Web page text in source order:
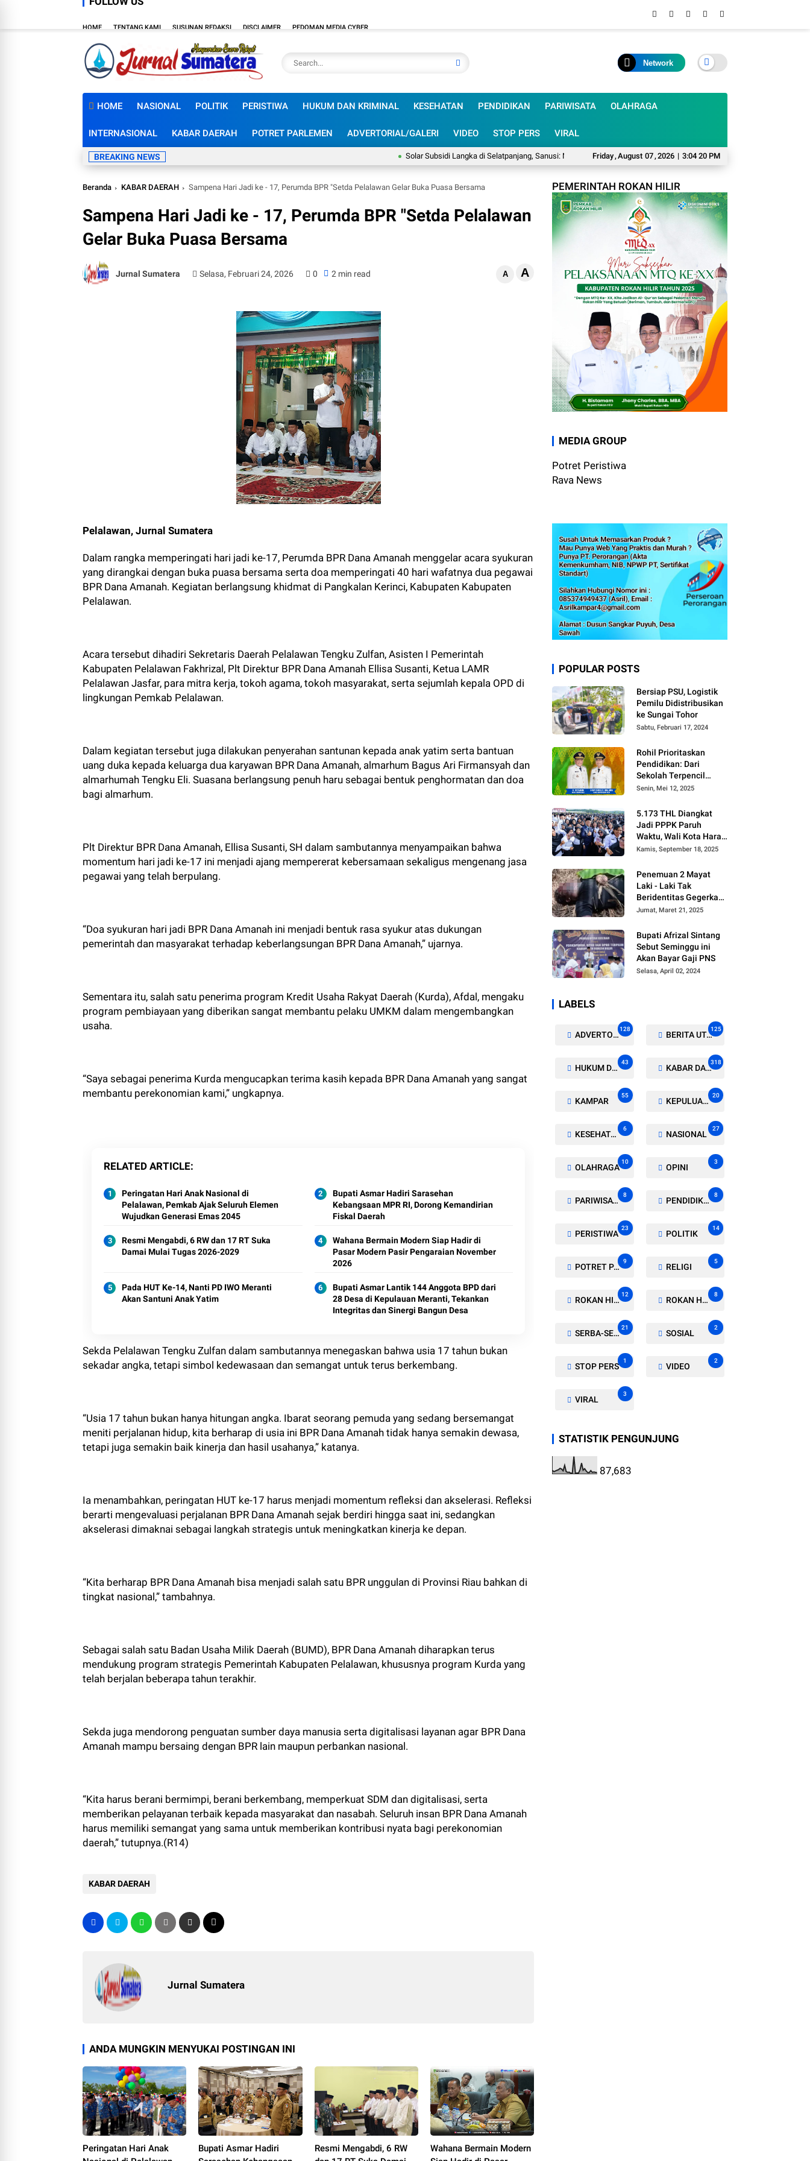
HOME TENTANG KAMI SUSUNAN REDAKSI DISCLAIMER PEDOMAN MEDIA CYBER
Network
HOME NASIONAL POLITIK PERISTIWA HUKUM DAN KRIMINAL KESEHATAN PENDIDIKAN PARIWISATA OLAHRAGA
INTERNASIONAL KABAR DAERAH POTRET PARLEMEN ADVERTORIAL/GALERI VIDEO STOP PERS VIRAL
Friday,August 07,2026 | 3:04 21 PM
BREAKING NEWS Solar Subsidi Langka di Selatpanjang, Sanusi: Nelayan dan Petani Jadi Korban Mumpung Musim Kemarau, Harfilin Minta
Beranda KABAR DAERAH Sampena Hari Jadi ke - 17, Perumda BPR "Setda Pelalawan Gelar Buka Puasa Bersama
Sampena Hari Jadi ke - 17, Perumda BPR "Setda Pelalawan
Gelar Buka Puasa Bersama
Jurnal Sumatera Selasa, Februari 24, 2026 0 2 min read A A
Pelalawan, Jurnal Sumatera
Dalam rangka memperingati hari jadi ke-17, Perumda BPR Dana Amanah menggelar acara syukuran
yang dirangkai dengan buka puasa bersama serta doa memperingati 40 hari wafatnya dua pegawai
BPR Dana Amanah. Kegiatan berlangsung khidmat di Pangkalan Kerinci, Kabupaten Kabupaten
Pelalawan.
Acara tersebut dihadiri Sekretaris Daerah Pelalawan Tengku Zulfan, Asisten I Pemerintah
Kabupaten Pelalawan Fakhrizal, Plt Direktur BPR Dana Amanah Ellisa Susanti, Ketua LAMR
Pelalawan Jasfar, para mitra kerja, tokoh agama, tokoh masyarakat, serta sejumlah kepala OPD di
lingkungan Pemkab Pelalawan.
Dalam kegiatan tersebut juga dilakukan penyerahan santunan kepada anak yatim serta bantuan
uang duka kepada keluarga dua karyawan BPR Dana Amanah, almarhum Bagus Ari Firmansyah dan
almarhumah Tengku Eli. Suasana berlangsung penuh haru sebagai bentuk penghormatan dan doa
bagi almarhum.
Plt Direktur BPR Dana Amanah, Ellisa Susanti, SH dalam sambutannya menyampaikan bahwa
momentum hari jadi ke-17 ini menjadi ajang mempererat kebersamaan sekaligus mengenang jasa
pegawai yang telah berpulang.
“Doa syukuran hari jadi BPR Dana Amanah ini menjadi bentuk rasa syukur atas dukungan
pemerintah dan masyarakat terhadap keberlangsungan BPR Dana Amanah,” ujarnya.
Sementara itu, salah satu penerima program Kredit Usaha Rakyat Daerah (Kurda), Afdal, mengaku
program pembiayaan yang diberikan sangat membantu pelaku UMKM dalam mengembangkan
usaha.
“Saya sebagai penerima Kurda mengucapkan terima kasih kepada BPR Dana Amanah yang sangat
membantu perekonomian kami,” ungkapnya.
RELATED ARTICLE
Peringatan Hari Anak Nasional di
Pelalawan, Pemkab Ajak Seluruh Elemen
Wujudkan Generasi Emas 2045
Bupati Asmar Hadiri Sarasehan
Kebangsaan MPR RI, Dorong Kemandirian
Fiskal Daerah
Resmi Mengabdi, 6 RW dan 17 RT Suka
Damai Mulai Tugas 2026-2029
Wahana Bermain Modern Siap Hadir di
Pasar Modern Pasir Pengaraian November
2026
Pada HUT Ke-14, Nanti PD IWO Meranti
Akan Santuni Anak Yatim
Bupati Asmar Lantik 144 Anggota BPD dari
28 Desa di Kepulauan Meranti, Tekankan
Integritas dan Sinergi Bangun Desa
Sekda Pelalawan Tengku Zulfan dalam sambutannya menegaskan bahwa usia 17 tahun bukan
sekadar angka, tetapi simbol kedewasaan dan semangat untuk terus berkembang.
“Usia 17 tahun bukan hanya hitungan angka. Ibarat seorang pemuda yang sedang bersemangat
meniti perjalanan hidup, kita berharap di usia ini BPR Dana Amanah tidak hanya semakin dewasa,
tetapi juga semakin baik kinerja dan hasil usahanya,” katanya.
Ia menambahkan, peringatan HUT ke-17 harus menjadi momentum refleksi dan akselerasi. Refleksi
berarti mengevaluasi perjalanan BPR Dana Amanah sejak berdiri hingga saat ini, sedangkan
akselerasi dimaknai sebagai langkah strategis untuk meningkatkan kinerja ke depan.
“Kita berharap BPR Dana Amanah bisa menjadi salah satu BPR unggulan di Provinsi Riau bahkan di
tingkat nasional,” tambahnya.
Sebagai salah satu Badan Usaha Milik Daerah (BUMD), BPR Dana Amanah diharapkan terus
mendukung program strategis Pemerintah Kabupaten Pelalawan, khususnya program Kurda yang
telah berjalan beberapa tahun terakhir.
Sekda juga mendorong penguatan sumber daya manusia serta digitalisasi layanan agar BPR Dana
Amanah mampu bersaing dengan BPR lain maupun perbankan nasional.
“Kita harus berani bermimpi, berani berkembang, memperkuat SDM dan digitalisasi, serta
memberikan pelayanan terbaik kepada masyarakat dan nasabah. Seluruh insan BPR Dana Amanah
harus memiliki semangat yang sama untuk memberikan kontribusi nyata bagi perekonomian
daerah,” tutupnya.(R14)
KABAR DAERAH
Jurnal Sumatera
ANDA MUNGKIN MENYUKAI POSTINGAN INI
Peringatan Hari Anak
Bupati Asmar Hadiri
Resmi Mengabdi, 6 RW
Wahana Bermain Modern
PEMERINTAH ROKAN HILIR
MEDIA GROUP
Potret Peristiwa
Rava News
POPULAR POSTS
Bersiap PSU, Logistik
Pemilu Didistribusikan
ke Sungai Tohor
Sabtu, Februari 17, 2024
Rohil Prioritaskan
Pendidikan: Dari
Sekolah Terpencil
hingga Beasiswa
Senin, Mei 12, 2025
5.173 THL Diangkat
Jadi PPPK Paruh
Waktu, Wali Kota Harap
Ada Regulasi Baru
Kamis, September 18, 2025
Penemuan 2 Mayat
Laki - Laki Tak
Beridentitas Gegerkan
Warga Rohil
Jumat, Maret 21, 2025
Bupati Afrizal Sintang
Sebut Seminggu ini
Akan Bayar Gaji PNS
Selasa, April 02, 2024
LABELS
ADVERTORIAL/GALERI
128
BERITA UTAMA
125
HUKUM DAN KRIMINAL
43
KABAR DAERAH
318
KAMPAR
55
KEPULUAN MERANTI
20
KESEHATAN
6
NASIONAL
27
OLAHRAGA
10
OPINI
3
PARIWISATA
8
PENDIDIKAN
8
PERISTIWA
23
POLITIK
14
POTRET PARLEMEN
9
RELIGI
5
ROKAN HILIR
12
ROKAN HULU
8
SERBA-SERBI
21
SOSIAL
2
STOP PERS
1
VIDEO
2
VIRAL
3
STATISTIK PENGUNJUNG
87,683